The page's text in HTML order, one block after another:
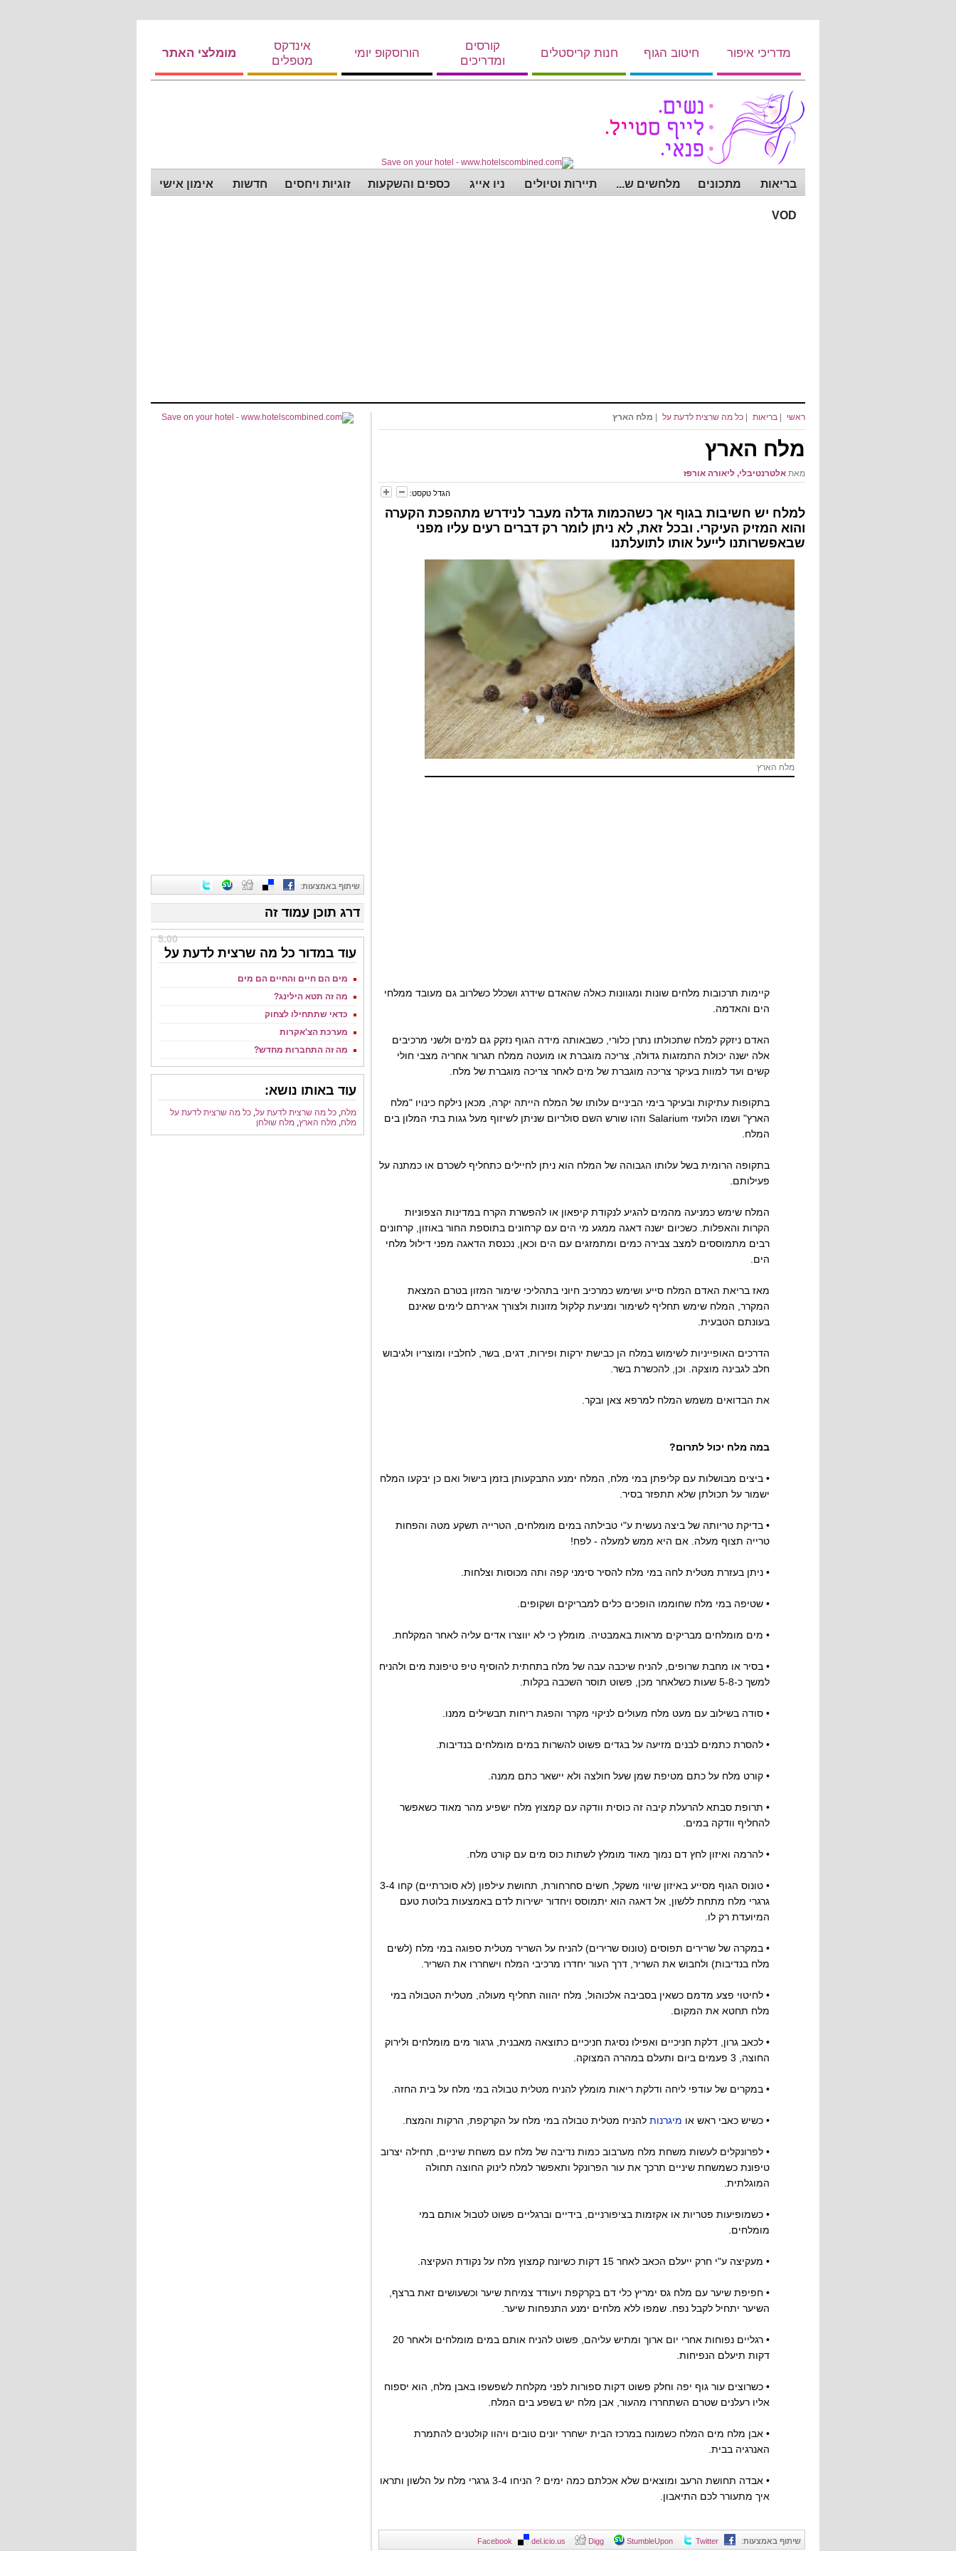
מדריכי איפור חיטוב הגוף חנות קריסטלים
קורסים
ומדריכים
הורוסקופ יומי
אינדקס
מטפלים
מומלצי האתר
בריאות מתכונים מלחשים ש... תיירות וטיולים ניו אייג כספים והשקעות זוגיות ויחסים חדשות אימון אישי
VOD
ראשי בריאות כל מה שרצית לדעת על מלח הארץ
מלח הארץ
מאת אלטרנטיבלי, ליאורה אורפז
הגדל טקסט:
למלח יש חשיבות בגוף אך כשהכמות גדלה מעבר לנידרש מתהפכת הקערה
והוא המזיק העיקרי. ובכל זאת, לא ניתן לומר רק דברים רעים עליו מפני
שבאפשרותנו לייעל אותו לתועלתנו
מלח הארץ
קיימות תרכובות מלחים שונות ומגוונות כאלה שהאדם שידרג ושכלל כשלרוב גם מעובד ממלחי
הים והאדמה.
האדם ניזקק למלח שתכולתו נתרן כלורי, כשבאותה מידה הגוף נזקק גם למים ולשני מרכיבים
אלה ישנה יכולת התמזגות גדולה, צריכה מוגברת או מועטה ממלח תגרור אחריה מצבי חולי
קשים ועד למוות בעיקר צריכה מוגברת של מים לאחר צריכה מוגברת של מלח.
בתקופות עתיקות ובעיקר בימי הביניים עלותו של המלח הייתה יקרה, מכאן נילקח כינויו "מלח
הארץ" ושמו הלועזי Salarium וזהו שורש השם סולריום שניתן לשיזוף מעל גגות בתי המלון בים
המלח.
בתקופה הרומית בשל עלותו הגבוהה של המלח הוא ניתן לחיילים כתחליף לשכרם או כמתנה על
פעילותם.
המלח שימש כמניעה מהמים להגיע לנקודת קיפאון או להפשרת הקרח במדינות הצפוניות
הקרות והאפלות. כשכיום ישנה דאגה ממגע מי הים עם קרחונים בתוספת החור באוזון, קרחונים
רבים מתמוססים למצב צבירה כמים ומתמזגים עם הים וכאן, נכנסת הדאגה מפני דילול מלחי
הים.
מאז בריאת האדם המלח סייע ושימש כמרכיב חיוני בתהליכי שימור המזון בטרם המצאת
המקרר, המלח שימש תחליף לשימור ומניעת קלקול מזונות ולצורך אגירתם לימים שאינם
בעונתם הטבעית.
הדרכים האופייניות לשימוש במלח הן כבישת ירקות ופירות, דגים, בשר, לחלביו ומוצריו ולגיבוש
חלב לגבינה מוצקה. וכן, להכשרת בשר.
את הבדואים משמש המלח למרפא צאן ובקר.
במה מלח יכול לתרום?
• ביצים מבושלות עם קליפתן במי מלח, המלח ימנע התבקעותן בזמן בישול ואם כן יבקעו המלח
ישמור על תכולתן שלא תתפזר בסיר.
• בדיקת טריותה של ביצה נעשית ע"י טבילתה במים מומלחים, הטרייה תשקע מטה והפחות
טרייה תצוף מעלה. אם היא ממש למעלה - לפח!
• ניתן בעזרת מטלית לחה במי מלח להסיר סימני קפה ותה מכוסות וצלחות.
• שטיפה במי מלח שחוממו הופכים כלים למבריקים ושקופים.
• מים מומלחים מבריקים מראות באמבטיה. מומלץ כי לא יווצרו אדים עליה לאחר המקלחת.
• בסיר או מחבת שרופים, להניח שיכבה עבה של מלח בתחתית להוסיף טיפ טיפונת מים ולהניח
למשך כ-5-8 שעות כשלאחר מכן, פשוט תוסר השכבה בקלות.
• סודה בשילוב עם מעט מלח מעולים לניקוי מקרר והפגת ריחות תבשילים ממנו.
• להסרת כתמים לבנים מזיעה על בגדים פשוט להשרות במים מומלחים בנדיבות.
• קורט מלח על כתם מטיפת שמן שעל חולצה ולא יישאר כתם ממנה.
• תרופת סבתא להרעלת קיבה זה כוסית וודקה עם קמצוץ מלח ישפיע מהר מאוד כשאפשר
להחליף וודקה במים.
• להרמה ואיזון לחץ דם נמוך מאוד מומלץ לשתות כוס מים עם קורט מלח.
• טונוס הגוף מסייע באיזון שיווי משקל, חשים סחרחורת, תחושת עילפון (לא סוכרתיים) קחו 3-4
גרגרי מלח מתחת ללשון, אל דאגה הוא יתמוסס ויחדור ישירות לדם באמצעות בלוטת טעם
המיועדת רק לו.
• במקרה של שרירים תפוסים (טונוס שרירים) להניח על השריר מטלית ספוגה במי מלח (לשים
מלח בנדיבות) ולחבוש את השריר, דרך העור יחדרו מרכיבי המלח וישחררו את השריר.
• לחיטוי פצע מדמם כשאין בסביבה אלכוהול, מלח יהווה תחליף מעולה, מטלית הטבולה במי
מלח תחטא את המקום.
• לכאב גרון, דלקת חניכיים ואפילו נסיגת חניכיים כתוצאה מאבנית, גרגור מים מומלחים ולירוק
החוצה, 3 פעמים ביום ותעלם במהרה המצוקה.
• במקרים של עודפי ליחה ודלקת ריאות מומלץ להניח מטלית טבולה במי מלח על בית החזה.
• כשיש כאבי ראש או מיגרנות להניח מטלית טבולה במי מלח על הקרקפת, הרקות והמצח.
• לפרונקלים לעשות משחת מלח מערבוב כמות נדיבה של מלח עם משחת שיניים, תחילה יצרוב
טיפונת כשמשחת שיניים תרכך את עור הפרונקל ותאפשר למלח לינוק החוצה תחולה
המוגלתית.
• כשמופיעות פטריות או אקזמות בציפורניים, בידיים וברגליים פשוט לטבול אותם במי
מומלחים.
• מעקיצה ע"י חרק ייעלם הכאב לאחר 15 דקות כשיונח קמצוץ מלח על נקודת העקיצה.
• חפיפת שיער עם מלח גס ימריץ כלי דם בקרקפת ויעודד צמיחת שיער וכשעושים זאת ברצף,
השיער יתחיל לקבל נפח. שמפו ללא מלחים ימנע התנפחות שיער.
• רגליים נפוחות אחרי יום ארוך ומתיש עליהם, פשוט להניח אותם במים מומלחים ולאחר 20
דקות תיעלם הנפיחות.
• כשרוצים עור גוף יפה וחלק פשוט דקות ספורות לפני מקלחת לשפשפו באבן מלח, הוא יספוח
אליו רעלנים שטרם השתחררו מהעור, אבן מלח יש בשפע בים המלח.
• אבן מלח מים המלח כשמונח במרכז הבית ישחרר יונים טובים ויהוו קולטנים להתמרת
האנרגיה בבית.
• אבדה תחושת הרעב ומוצאים שלא אכלתם כמה ימים ? הניחו 3-4 גרגרי מלח על הלשון ותראו
איך מתעורר לכם התיאבון.
שיתוף באמצעות:
Facebook del.icio.us Digg StumbleUpon Twitter
שיתוף באמצעות:
דרג תוכן עמוד זה
5.00
עוד במדור כל מה שרצית לדעת על
מים הם חיים והחיים הם מים
מה זה תטא הילינג?
כדאי שתתחילו לצחוק
מערכת הצ'אקרות
מה זה התחברות מחדש?
עוד באותו נושא:
מלח, כל מה שרצית לדעת על, כל מה שרצית לדעת על
מלח, מלח הארץ, מלח שולחן